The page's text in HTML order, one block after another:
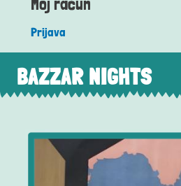
Prijava
BAZZAR NIGHTS